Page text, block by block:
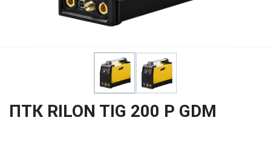
ПТК RILON TIG 200 P GDM